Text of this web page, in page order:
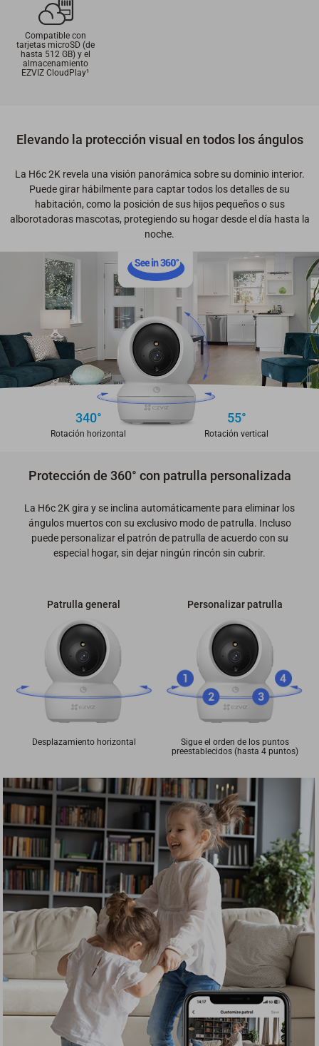
Compatible con
tarjetas microSD (de
hasta 512 GB) y el
almacenamiento
EZVIZ CloudPlay¹
Elevando la protección visual en todos los ángulos
La H6c 2K revela una visión panorámica sobre su dominio interior.
Puede girar hábilmente para captar todos los detalles de su
habitación, como la posición de sus hijos pequeños o sus
alborotadoras mascotas, protegiendo su hogar desde el día hasta la
noche.
340°
Rotación horizontal
55°
Rotación vertical
Protección de 360° con patrulla personalizada
La H6c 2K gira y se inclina automáticamente para eliminar los
ángulos muertos con su exclusivo modo de patrulla. Incluso
puede personalizar el patrón de patrulla de acuerdo con su
especial hogar, sin dejar ningún rincón sin cubrir.
Patrulla general Personalizar patrulla
Desplazamiento horizontal
Sigue el orden de los puntos
preestablecidos (hasta 4 puntos)